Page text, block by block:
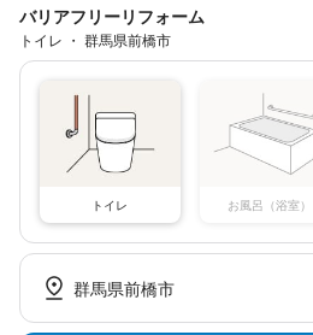
バリアフリーリフォーム
トイレ ・ 群馬県前橋市
トイレ お風呂（浴室）
群馬県前橋市